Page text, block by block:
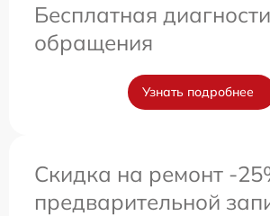
Бесплатная
обращения
Узнать подробнее
Скидка на ремонт -
предварительной